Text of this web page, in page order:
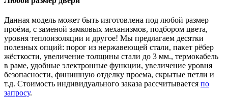
Данная модель может быть изготовлена под любой размер
проёма, с заменой замковых механизмов, подбором цвета,
уровня теплоизоляции и другое! Мы предлагаем десятки
полезных опций: порог из нержавеющей стали, пакет рёбер
жёсткости, увеличение толщины стали до 3 мм., термокабель
в раме, удобные электронные функции, увеличение уровня
безопасности, финишную отделку проема, скрытые петли и
т.д. Стоимость индивидуального заказа рассчитывается по
запросу.